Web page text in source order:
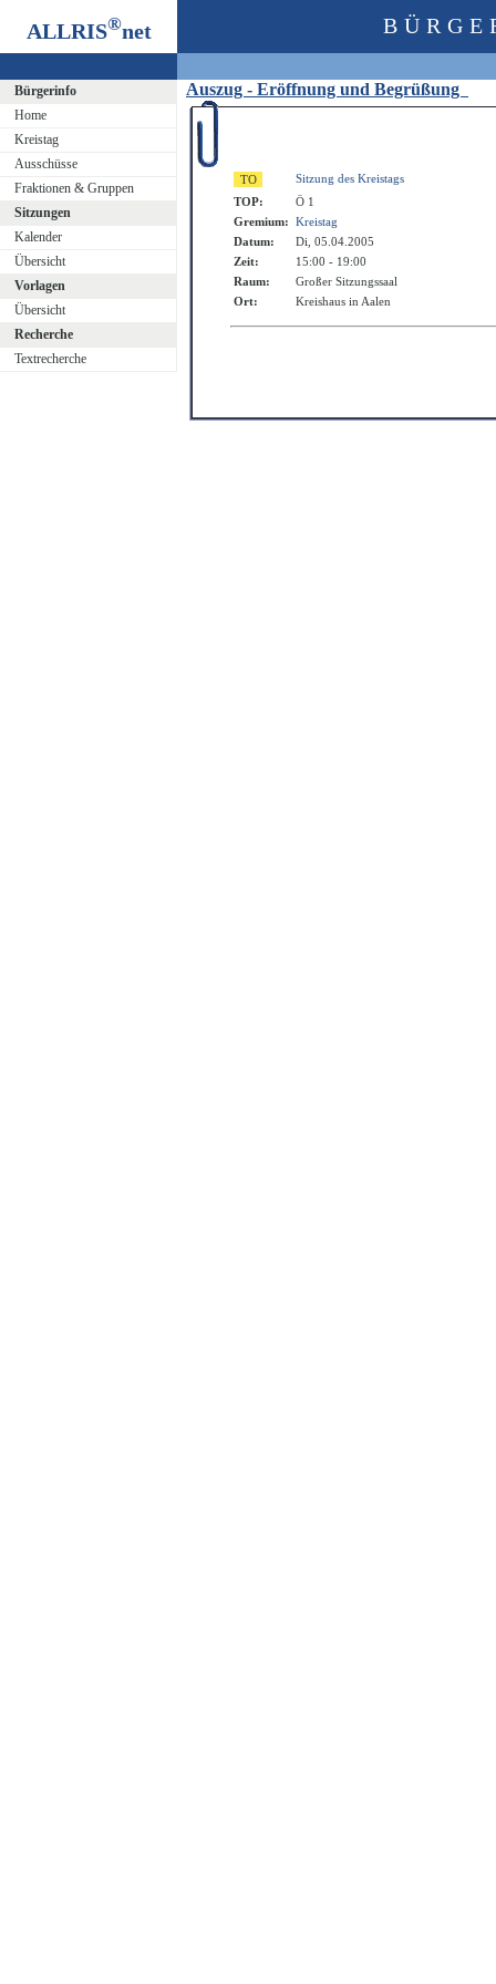
ALLRIS®net
Bürgerinfo
Home
Kreistag
Ausschüsse
Fraktionen & Gruppen
Sitzungen
Kalender
Übersicht
Vorlagen
Übersicht
Recherche
Textrecherche
Auszug - Eröffnung und Begrüßung
Sitzung des Kreistags
TOP:
Ö 1
Gremium: Kreistag
Datum:
Di, 05.04.2005
Zeit:
15:00 - 19:00
Raum:
Großer Sitzungssaal
Ort:
Kreishaus in Aalen